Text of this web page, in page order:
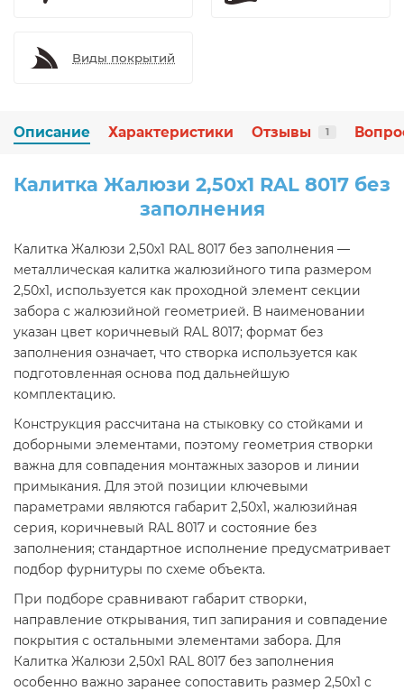
Виды покрытий
Описание Характеристики Отзывы 1
Калитка Жалюзи 2,50х1 RAL 8017 без
заполнения
Калитка Жалюзи 2,50х1 RAL 8017 без заполнения —
металлическая калитка жалюзийного типа размером
2,50х1, используется как проходной элемент секции
забора с жалюзийной геометрией. В наименовании
указан цвет коричневый RAL 8017; формат без
заполнения означает, что створка используется как
подготовленная основа под дальнейшую
комплектацию.
Конструкция рассчитана на стыковку со стойками и
доборными элементами, поэтому геометрия створки
важна для совпадения монтажных зазоров и линии
примыкания. Для этой позиции ключевыми
параметрами являются габарит 2,50х1, жалюзийная
серия, коричневый RAL 8017 и состояние без
заполнения; стандартное исполнение предусматривает
подбор фурнитуры по схеме объекта.
При подборе сравнивают габарит створки,
направление открывания, тип запирания и совпадение
покрытия с остальными элементами забора. Для
Калитка Жалюзи 2,50х1 RAL 8017 без заполнения
особенно важно заранее сопоставить размер 2,50х1 с